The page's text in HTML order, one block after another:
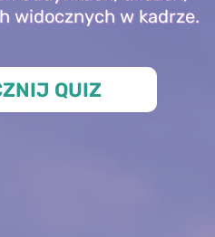
widocznych w kadrze.
QUIZ